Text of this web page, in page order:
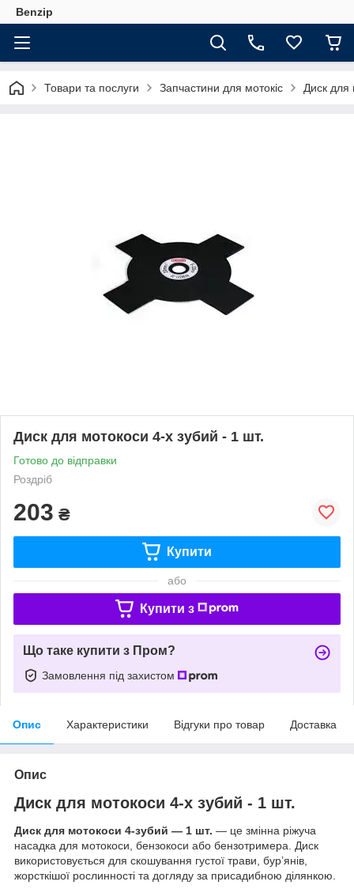
Benzip
Товари та послуги Запчастини для мотокіс Диск для
Диск для мотокоси 4-х зубий - 1 шт.
Готово до відправки
Роздріб
203 ₴
Купити
або
Купити з
Що таке купити з Пром?
Замовлення під захистом
Опис Характеристики Відгуки про товар Доставка
Опис
Диск для мотокоси 4-х зубий - 1 шт.
Диск для мотокоси 4-зубий — 1 шт. — це змінна ріжуча
насадка для мотокоси, бензокоси або бензотримера. Диск
використовується для скошування густої трави, бур’янів,
жорсткішої рослинності та догляду за присадибною ділянкою.